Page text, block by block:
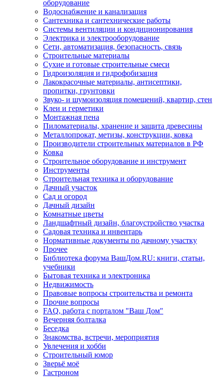
оборудование
Водоснабжение и канализация
Сантехника и сантехнические работы
Системы вентиляции и кондиционирования
Электрика и электрооборудование
Сети, автоматизация, безопасность, связь
Строительные материалы
Сухие и готовые строительные смеси
Гидроизоляция и гидрофобизация
Лакокрасочные материалы, антисептики,
пропитки, грунтовки
Звуко- и шумоизоляция помещений, квартир, стен
Клеи и герметики
Монтажная пена
Пиломатериалы, хранение и защита древесины
Металлопрокат, метизы, конструкции, ковка
Производители строительных материалов в РФ
Ковка
Строительное оборудование и инструмент
Инструменты
Строительная техника и оборудование
Дачный участок
Сад и огород
Дачный дизайн
Комнатные цветы
Ландшафтный дизайн, благоустройство участка
Садовая техника и инвентарь
Нормативные документы по дачному участку
Прочее
Библиотека форума ВашДом.RU: книги, статьи,
учебники
Бытовая техника и электроника
Недвижимость
Правовые вопросы строительства и ремонта
Прочие вопросы
FAQ, работа с порталом "Ваш Дом"
Вечерняя болталка
Беседка
Знакомства, встречи, мероприятия
Увлечения и хобби
Строительный юмор
Зверьё моё
Гастроном